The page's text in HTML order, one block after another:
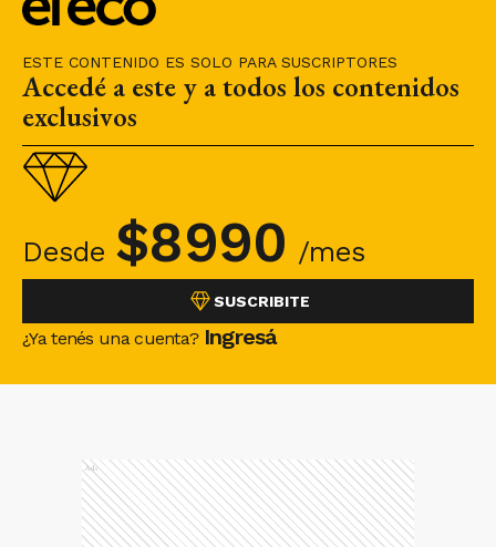
ESTE CONTENIDO ES SOLO PARA SUSCRIPTORES
Accedé a este y a todos los contenidos
exclusivos
Desde $8990 /mes
SUSCRIBITE
¿Ya tenés una cuenta? Ingresá
Ads